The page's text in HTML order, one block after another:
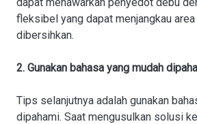
fleksibel yang dapat menjangkau
dibersihkan.
2. Gunakan bahasa yang mudah
Tips selanjutnya adalah gunakan
dipahami. Saat mengusulkan solusi